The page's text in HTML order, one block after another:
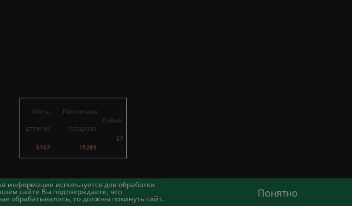
информация используется для обработки
сайте Вы подтверждаете, что
обрабатывались, то должны покинуть сайт. Понятно
Хосты
4779139
5167
Посетители
22742092
15289
Сейчас
57